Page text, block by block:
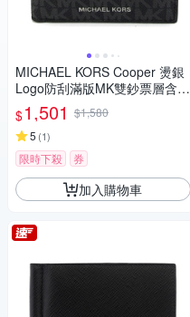
MICHAEL KORS Cooper 燙銀
Logo防刮滿版MK雙鈔票層含零
錢袋對開式短夾(黑色)
$1,501 $1,580
5 (1)
限時下殺 券
加入購物車